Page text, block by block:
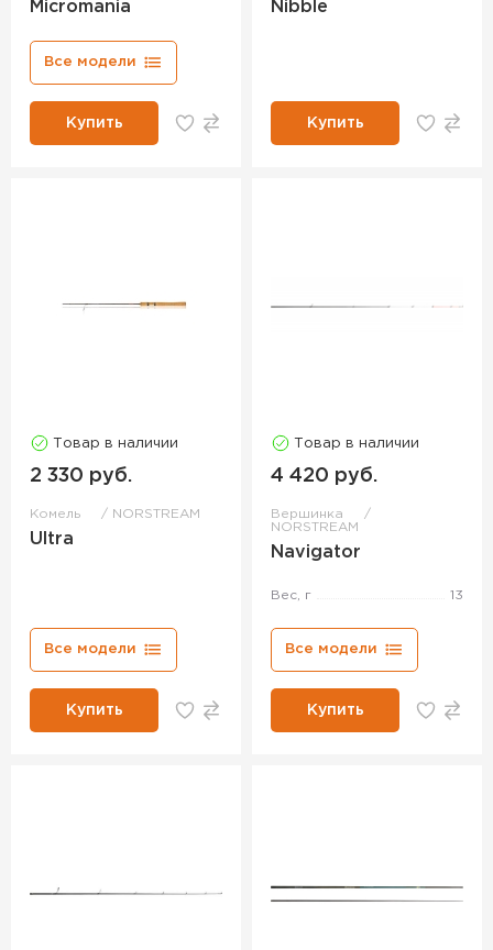
Micromania
Все модели
Купить
Nibble
Купить
Товар в наличии
2 330 руб.
Комель NORSTREAM
Ultra
Все модели
Купить
Товар в наличии
4 420 руб.
Вершинка
NORSTREAM
Navigator
Вес, г 13
Все модели
Купить